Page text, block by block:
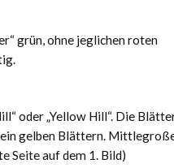
grün, ohne jeglichen roten
oder „Yellow Hill“. Die
gelben Blättern.
Seite auf dem 1. Bild)